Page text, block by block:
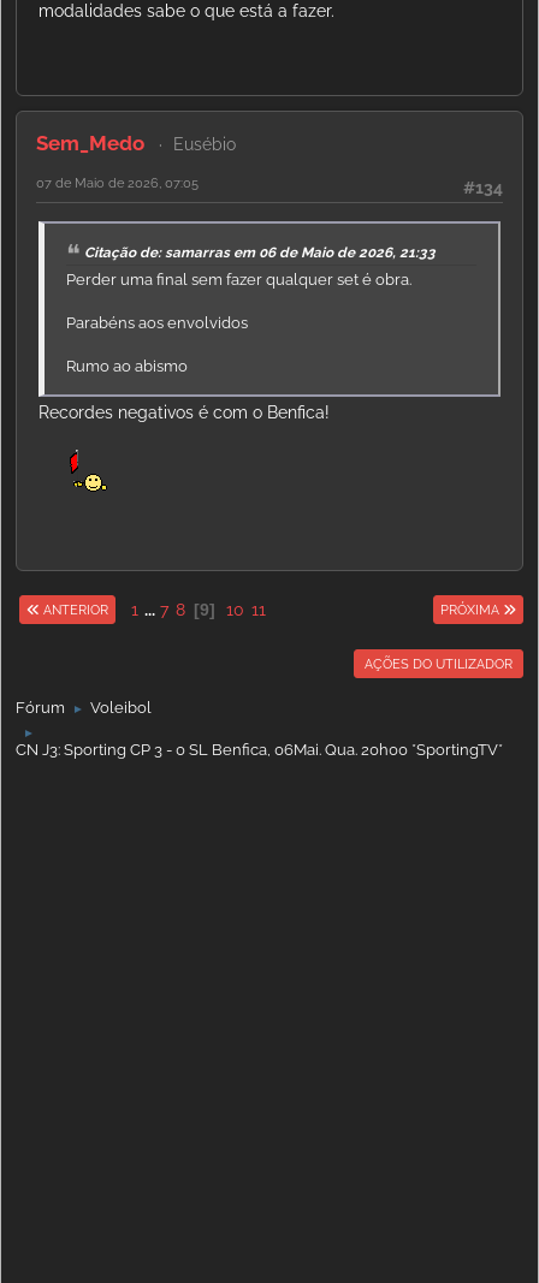
modalidades sabe o que está a fazer.
Sem_Medo Eusébio
#134
07 de Maio de 2026, 07:05
Citação de: samarras em 06 de Maio de 2026, 21:33
Perder uma final sem fazer qualquer set é obra.
Parabéns aos envolvidos
Rumo ao abismo
Recordes negativos é com o Benfica!
ANTERIOR 1 ... 7 8 9 10 11 PRÓXIMA
AÇÕES DO UTILIZADOR
Fórum ► Voleibol
►
CN J3: Sporting CP 3 - 0 SL Benfica, 06Mai. Qua. 20h00 *SportingTV*